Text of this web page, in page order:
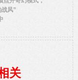
风”
关